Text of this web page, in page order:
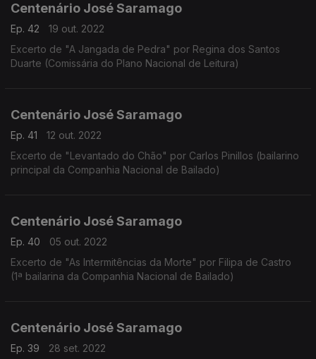
Centenário José Saramago
Ep. 42
19 out. 2022
Excerto de "A Jangada de Pedra" por Regina dos Santos
Duarte (Comissária do Plano Nacional de Leitura)
Centenário José Saramago
Ep. 41
12 out. 2022
Excerto de "Levantado do Chão" por Carlos Pinillos (bailarino
principal da Companhia Nacional de Bailado)
Centenário José Saramago
Ep. 40
05 out. 2022
Excerto de "As Intermitências da Morte" por Filipa de Castro
(1ª bailarina da Companhia Nacional de Bailado)
Centenário José Saramago
Ep. 39
28 set. 2022